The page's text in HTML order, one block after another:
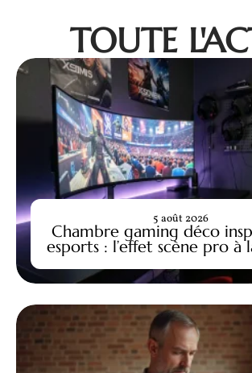
TOUTE
Chambre gaming déco
esports : l’effet scène pro à
5 août 2026